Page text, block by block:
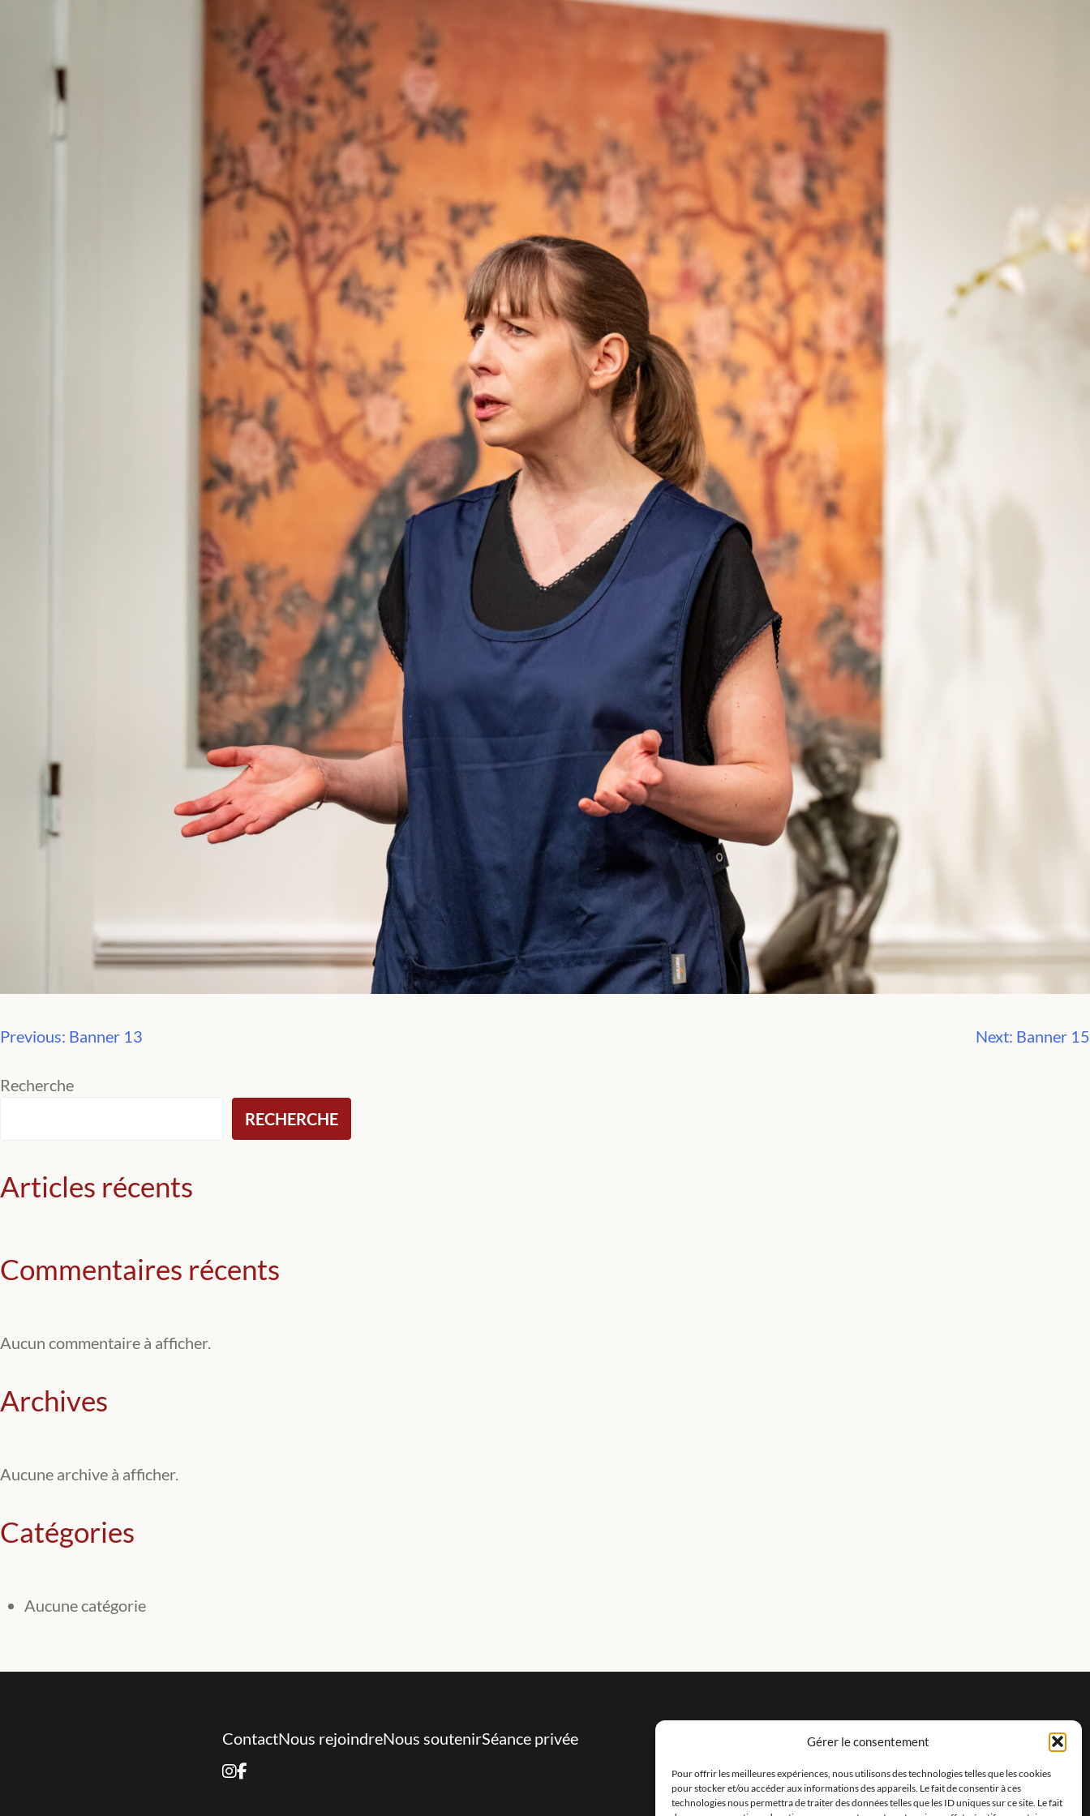
Gérer le consentement
Pour offrir les meilleures expériences, nous utilisons des technologies telles que les cookies
pour stocker et/ou accéder aux informations des appareils. Le fait de consentir à ces
technologies nous permettra de traiter des données telles que les ID uniques sur ce site. Le fait
Navigation
de
Previous: Banner 13 Next: Banner 15
Recherche
RECHERCHE
Articles récents
Commentaires récents
Aucun commentaire à afficher.
Archives
Aucune archive à afficher.
Catégories
Aucune catégorie
ContactNous rejoindreNous soutenirSéance privée